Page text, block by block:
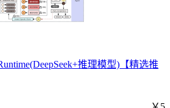
推理模型)【精选推